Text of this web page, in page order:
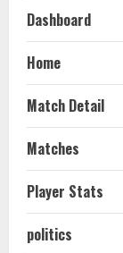
Dashboard
Home
Match Detail
Matches
Player Stats
politics